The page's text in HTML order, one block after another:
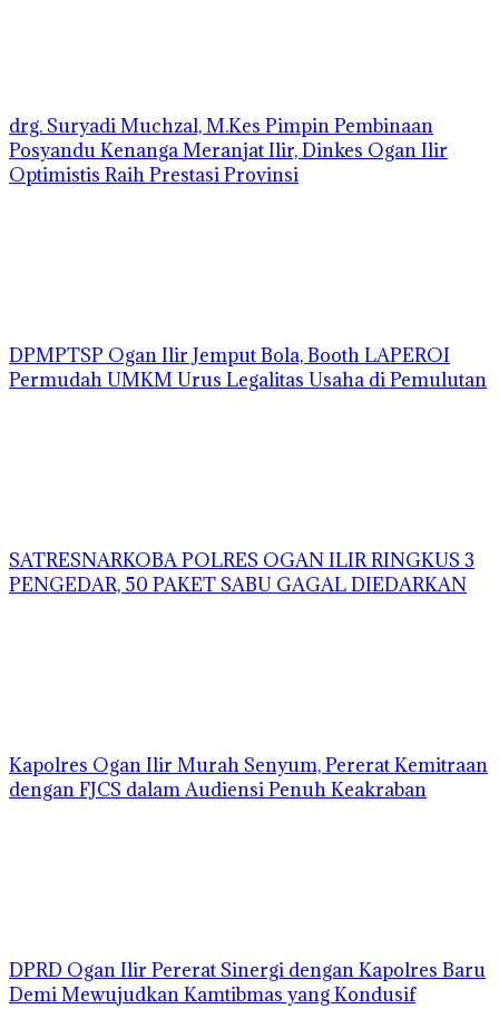
drg. Suryadi Muchzal, M.Kes Pimpin Pembinaan
Posyandu Kenanga Meranjat Ilir, Dinkes Ogan Ilir
Optimistis Raih Prestasi Provinsi
DPMPTSP Ogan Ilir Jemput Bola, Booth LAPEROI
Permudah UMKM Urus Legalitas Usaha di Pemulutan
SATRESNARKOBA POLRES OGAN ILIR RINGKUS 3
PENGEDAR, 50 PAKET SABU GAGAL DIEDARKAN
Kapolres Ogan Ilir Murah Senyum, Pererat Kemitraan
dengan FJCS dalam Audiensi Penuh Keakraban
DPRD Ogan Ilir Pererat Sinergi dengan Kapolres Baru
Demi Mewujudkan Kamtibmas yang Kondusif